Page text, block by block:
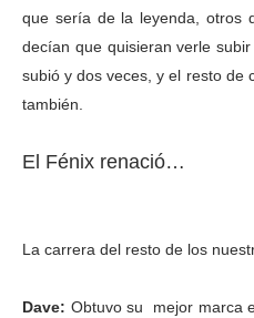
que sería de la leyenda, otros
decían que quisieran verle
subió y dos veces, y el resto de
también.
El Fénix renació…
La carrera del resto de los
Dave: Obtuvo su mejor marca